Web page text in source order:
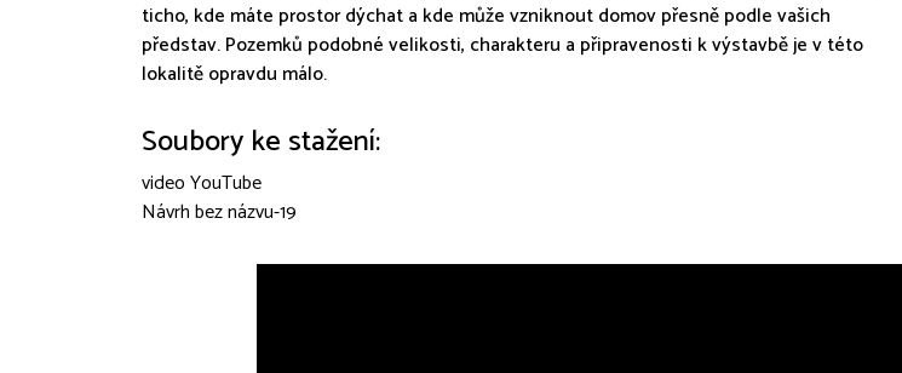
ticho, kde máte prostor dýchat a kde může vzniknout domov přesně podle vašich
představ. Pozemků podobné velikosti, charakteru a připravenosti k výstavbě je v této
lokalitě opravdu málo.
Soubory ke stažení:
video YouTube
Návrh bez názvu-19